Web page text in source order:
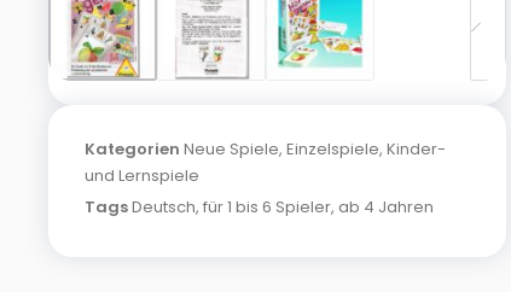
Kategorien Neue Spiele, Einzelspiele, Kinder-
und Lernspiele
TagsDeutsch, für 1 bis 6 Spieler, ab 4 Jahren